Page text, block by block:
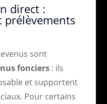
direct :
prélèvements
sont
fonciers: ils
et supportent
Pour certains